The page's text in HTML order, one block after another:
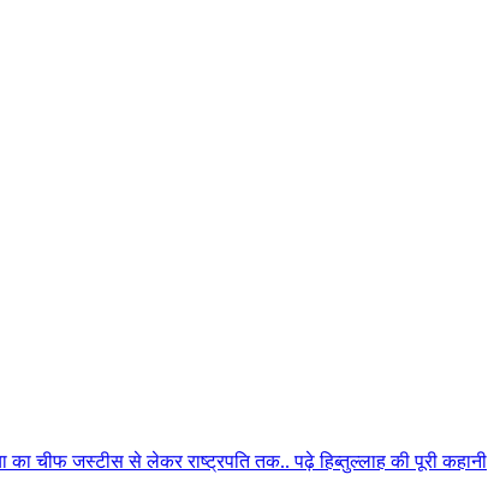
का चीफ जस्टीस से लेकर राष्ट्रपति तक.. पढ़े हिब्तुल्लाह की पूरी कहानी